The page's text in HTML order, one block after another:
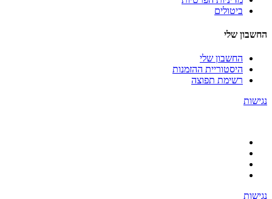
ביטולים
החשבון שלי
החשבון שלי
היסטוריית ההזמנות
רשימת תפוצה
נגישות
נגישות